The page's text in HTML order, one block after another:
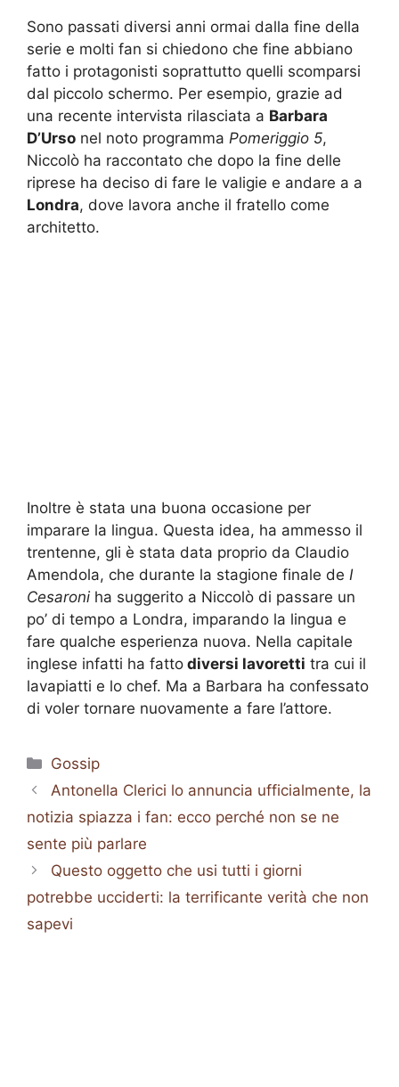
Sono passati diversi anni ormai dalla fine della
serie e molti fan si chiedono che fine abbiano
fatto i protagonisti soprattutto quelli scomparsi
dal piccolo schermo. Per esempio, grazie ad
una recente intervista rilasciata a Barbara
D’Urso nel noto programma Pomeriggio 5,
Niccolò ha raccontato che dopo la fine delle
riprese ha deciso di fare le valigie e andare a a
Londra, dove lavora anche il fratello come
architetto.
Inoltre è stata una buona occasione per
imparare la lingua. Questa idea, ha ammesso il
trentenne, gli è stata data proprio da Claudio
Amendola, che durante la stagione finale de I
Cesaroni ha suggerito a Niccolò di passare un
po’ di tempo a Londra, imparando la lingua e
fare qualche esperienza nuova. Nella capitale
inglese infatti ha fatto diversi lavoretti tra cui il
lavapiatti e lo chef. Ma a Barbara ha confessato
di voler tornare nuovamente a fare l’attore.
Categorie
Gossip
Antonella Clerici lo annuncia ufficialmente, la
notizia spiazza i fan: ecco perché non se ne
sente più parlare
Questo oggetto che usi tutti i giorni
potrebbe ucciderti: la terrificante verità che non
sapevi